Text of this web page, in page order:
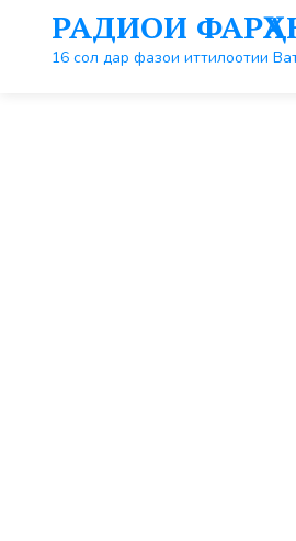
контенту
РАДИОИ
16 сол дар фазои иттилоотии